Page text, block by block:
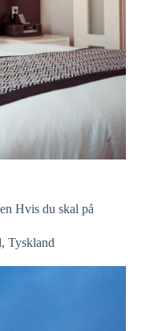
Hvis du skal på
, Tyskland